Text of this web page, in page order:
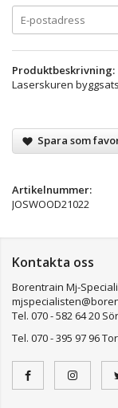
Produktbeskrivning:
Laserskuren
Spara som
Artikelnummer:
JOSWOOD21022
Kontakta oss
Borentrain Mj-
Tel. 070 - 582 64 20
Tel. 070 - 395 97 96